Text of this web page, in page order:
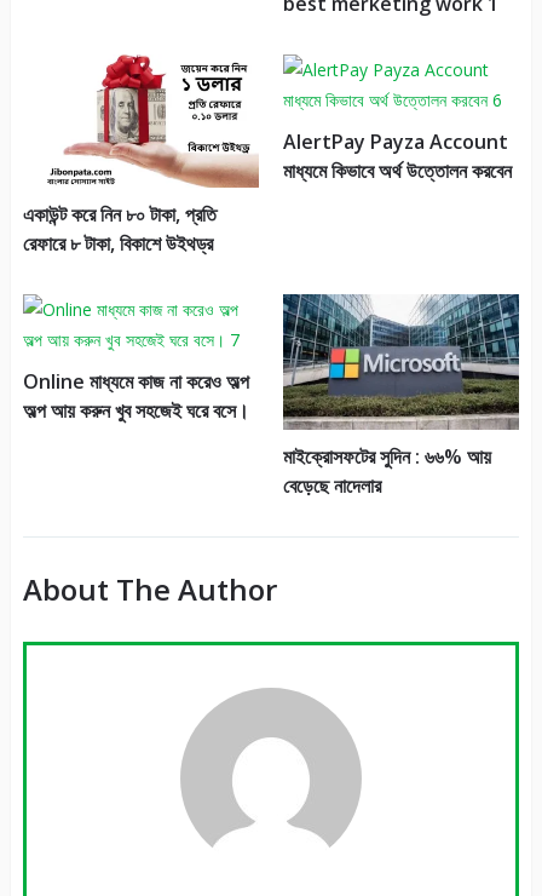
একাউন্ট করে নিন ৮০ টাকা, প্রতি
রেফারে ৮ টাকা, বিকাশে উইথড্র
AlertPay Payza Account
মাধ্যমে কিভাবে অর্থ উত্তোলন করবেন
Online মাধ্যমে কাজ না করেও অল্প
অল্প আয় করুন খুব সহজেই ঘরে বসে।
মাইক্রোসফটের সুদিন : ৬৬% আয়
বেড়েছে নাদেলার
About The Author